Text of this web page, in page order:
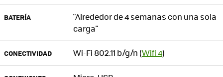
BATERÍA
"Alrededor de 4 semanas con una sola
carga"
CONECTIVIDAD Wi-Fi 802.11 b/g/n (Wifi 4)